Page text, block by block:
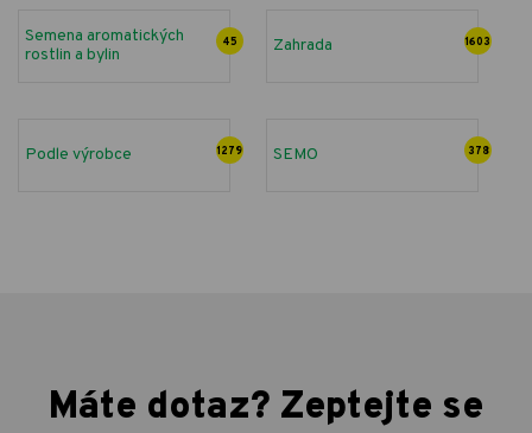
Semena aromatických
rostlin a bylin
45 Zahrada 1603
Podle výrobce 1279 SEMO 378
Máte dotaz? Zeptejte se